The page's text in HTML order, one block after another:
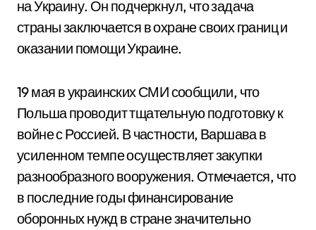
на Украину. Он подчеркнул, что задача
страны заключается в охране своих границ и
оказании помощи Украине.
19 мая в украинских СМИ сообщили, что
Польша проводит тщательную подготовку к
войне с Россией. В частности, Варшава в
усиленном темпе осуществляет закупки
разнообразного вооружения. Отмечается, что
в последние годы финансирование
оборонных нужд в стране значительно